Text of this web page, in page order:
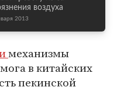
воздуха
2013
механизмы
в китайских
пекинской